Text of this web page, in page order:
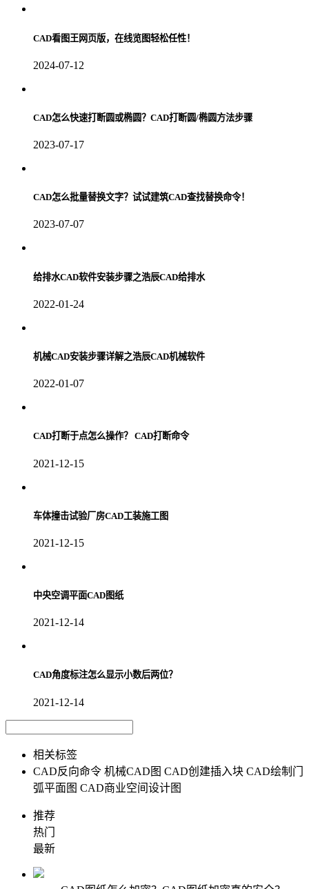
CAD看图王网页版，在线览图轻松任性！
2024-07-12
CAD怎么快速打断圆或椭圆？CAD打断圆/椭圆方法步骤
2023-07-17
CAD怎么批量替换文字？试试建筑CAD查找替换命令！
2023-07-07
给排水CAD软件安装步骤之浩辰CAD给排水
2022-01-24
机械CAD安装步骤详解之浩辰CAD机械软件
2022-01-07
CAD打断于点怎么操作？ CAD打断命令
2021-12-15
车体撞击试验厂房CAD工装施工图
2021-12-15
中央空调平面CAD图纸
2021-12-14
CAD角度标注怎么显示小数后两位？
2021-12-14
相关标签
CAD反向命令 机械CAD图 CAD创建插入块 CAD绘制门
弧平面图 CAD商业空间设计图
推荐
热门
最新